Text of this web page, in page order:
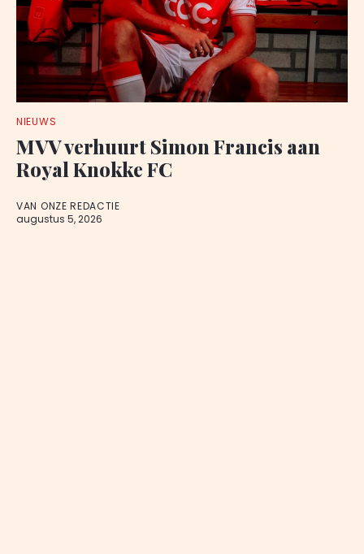
NIEUWS
MVV verhuurt Simon Francis aan
Royal Knokke FC
VAN ONZE REDACTIE
augustus 5, 2026